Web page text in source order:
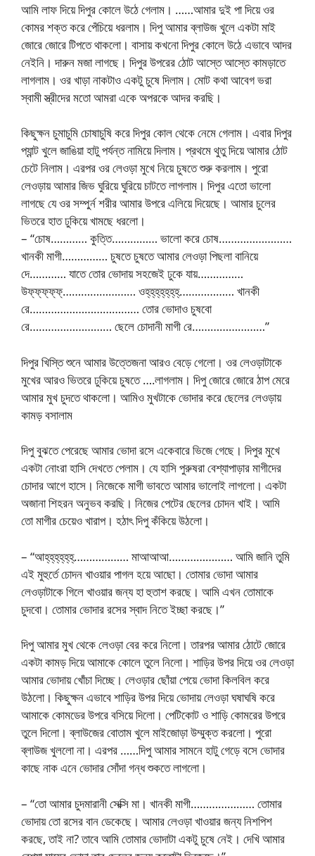
আমি লাফ দিয়ে দিপুর কোলে উঠে গেলাম। ……আমার দুই পা দিয়ে ওর
কোমর শক্ত করে পেঁচিয়ে ধরলাম। দিপু আমার ব্লাউজ খুলে একটা মাই
জোরে জোরে টিপতে থাকলো। বাসায় কখনো দিপুর কোলে উঠে এভাবে আদর
নেইনি। দারুন মজা লাগছে। দিপুর উপরের ঠোট আস্তে আস্তে কামড়াতে
লাগলাম। ওর খাড়া নাকটাও একটু চুষে দিলাম। মোট কথা আবেগ ভরা
স্বামী স্ত্রীদের মতো আমরা একে অপরকে আদর করছি।
কিছুক্ষন চুমাচুমি চোষাচুষি করে দিপুর কোল থেকে নেমে গেলাম। এবার দিপুর
প্যান্ট খুলে জাঙিয়া হাটু পর্যন্ত নামিয়ে দিলাম। প্রথমে থুতু দিয়ে আমার ঠোট
চেটে নিলাম। এরপর ওর লেওড়া মুখে নিয়ে চুষতে শুরু করলাম। পুরো
লেওড়ায় আমার জিভ ঘুরিয়ে ঘুরিয়ে চাটতে লাগলাম। দিপুর এতো ভালো
লাগছে যে ওর সম্পুর্ন শরীর আমার উপরে এলিয়ে দিয়েছে। আমার চুলের
ভিতরে হাত ঢুকিয়ে খামছে ধরলো।
– “চোষ………… কুত্তি…………… ভালো করে চোষ……………………
খানকী মাগী…………… চুষতে চুষতে আমার লেওড়া পিছলা বানিয়ে
দে………… যাতে তোর ভোদায় সহজেই ঢুকে যায়……………
উফ্‌ফ্‌ফ্‌ফ্‌ফ্‌…………………… ওহ্‌হ্‌হ্‌হ্‌হ্‌হ্‌হ্‌……………… খানকী
রে……………………………… তোর ভোদাও চুষবো
রে……………………… ছেলে চোদানী মাগী রে……………………”
দিপুর খিস্তি শুনে আমার উত্তেজনা আরও বেড়ে গেলো। ওর লেওড়াটাকে
মুখের আরও ভিতরে ঢুকিয়ে চুষতে ….লাগলাম। দিপু জোরে জোরে ঠাপ মেরে
আমার মুখ চুদতে থাকলো। আমিও মুখটাকে ভোদার করে ছেলের লেওড়ায়
কামড় বসালাম
দিপু বুঝতে পেরেছে আমার ভোদা রসে একেবারে ভিজে গেছে। দিপুর মুখে
একটা নোংরা হাসি দেখতে পেলাম। যে হাসি পুরুষরা বেশ্যাপাড়ার মাগীদের
চোদার আগে হাসে। নিজেকে মাগী ভাবতে আমার ভালোই লাগলো। একটা
অজানা শিহরন অনুভব করছি। নিজের পেটের ছেলের চোদন খাই। আমি
তো মাগীর চেয়েও খারাপ। হঠাৎ দিপু কঁকিয়ে উঠলো।
– “আহ্‌হ্‌হ্‌হ্‌হ্‌হ্‌……………… মাআআআ………………… আমি জানি তুমি
এই মুহুর্তে চোদন খাওয়ার পাগল হয়ে আছো। তোমার ভোদা আমার
লেওড়াটাকে গিলে খাওয়ার জন্য হা হুতাশ করছে। আমি এখন তোমাকে
চুদবো। তোমার ভোদার রসের স্বাদ নিতে ইচ্ছা করছে।”
দিপু আমার মুখ থেকে লেওড়া বের করে নিলো। তারপর আমার ঠোটে জোরে
একটা কামড় দিয়ে আমাকে কোলে তুলে নিলো। শাড়ির উপর দিয়ে ওর লেওড়া
আমার ভোদায় খোঁচা দিচ্ছে। লেওড়ার ছোঁয়া পেয়ে ভোদা কিলবিল করে
উঠলো। কিছুক্ষন এভাবে শাড়ির উপর দিয়ে ভোদায় লেওড়া ঘষাঘষি করে
আমাকে কোমডের উপরে বসিয়ে দিলো। পেটিকোট ও শাড়ি কোমরের উপরে
তুলে দিলো। ব্লাউজের বোতাম খুলে মাইজোড়া উম্মুক্ত করলো। পুরো
ব্লাউজ খুললো না। এরপর ……দিপু আমার সামনে হাটু গেড়ে বসে ভোদার
কাছে নাক এনে ভোদার সোঁদা গন্ধ শুকতে লাগলো।
– “তো আমার চুদমারানী সেক্সি মা। খানকী মাগী………………… তোমার
ভোদায় তো রসের বান ডেকেছে। আমার লেওড়া খাওয়ার জন্য নিশপিশ
করছে, তাই না? তাবে আমি তোমার ভোদাটা একটু চুষে নেই। দেখি আমার